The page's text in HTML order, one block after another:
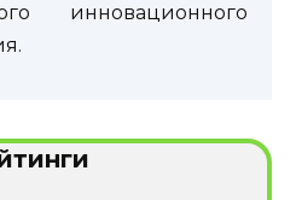
инновационного